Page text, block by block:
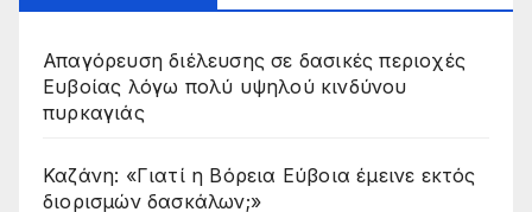
Απαγόρευση διέλευσης σε δασικές περιοχές
Ευβοίας λόγω πολύ υψηλού κινδύνου
πυρκαγιάς
Καζάνη: «Γιατί η Βόρεια Εύβοια έμεινε εκτός
διορισμών δασκάλων;»